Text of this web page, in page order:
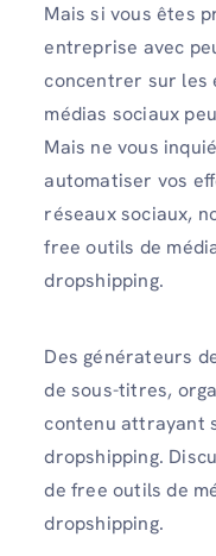
Mais si vous êtes
entreprise avec
concentrer sur les
médias sociaux
Mais ne vous
automatiser vos
réseaux sociaux,
free outils de
dropshipping.
Des générateurs
de sous-titres,
contenu attrayant
dropshipping.
de free outils de
dropshipping.